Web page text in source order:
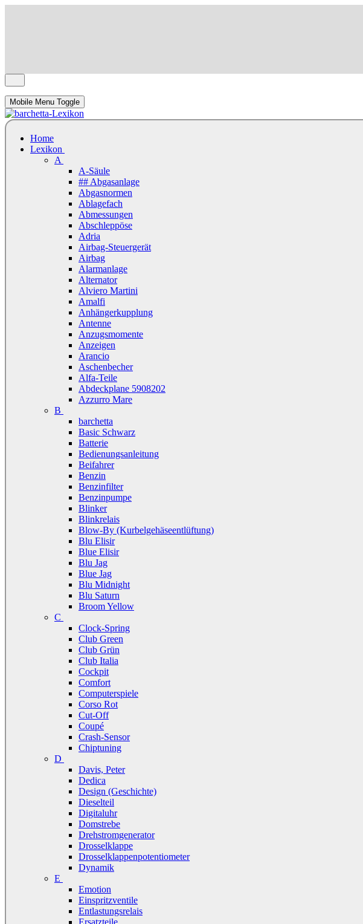
Mobile Menu Toggle
Home
Lexikon
A
A-Säule
## Abgasanlage
Abgasnormen
Ablagefach
Abmessungen
Abschleppöse
Adria
Airbag-Steuergerät
Airbag
Alarmanlage
Alternator
Alviero Martini
Amalfi
Anhängerkupplung
Antenne
Anzugsmomente
Anzeigen
Arancio
Aschenbecher
Alfa-Teile
Abdeckplane 5908202
Azzurro Mare
B
barchetta
Basic Schwarz
Batterie
Bedienungsanleitung
Beifahrer
Benzin
Benzinfilter
Benzinpumpe
Blinker
Blinkrelais
Blow-By (Kurbelgehäseentlüftung)
Blu Elisir
Blue Elisir
Blu Jag
Blue Jag
Blu Midnight
Blu Saturn
Broom Yellow
C
Clock-Spring
Club Green
Club Grün
Club Italia
Cockpit
Comfort
Computerspiele
Corso Rot
Cut-Off
Coupé
Crash-Sensor
Chiptuning
D
Davis, Peter
Dedica
Design (Geschichte)
Dieselteil
Digitaluhr
Domstrebe
Drehstromgenerator
Drosselklappe
Drosselklappenpotentiometer
Dynamik
E
Emotion
Einspritzventile
Entlastungsrelais
Ersatzteile